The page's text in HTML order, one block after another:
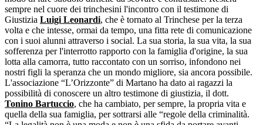
sempre nel cuore dei trinchesini l'incontro con il testimone di
Giustizia Luigi Leonardi, che è tornato al Trinchese per la terza
volta e che intesse, ormai da tempo, una fitta rete di comunicazione
con i suoi alunni attraverso i social. La sua storia, la sua vita, la sua
sofferenza per l'interrotto rapporto con la famiglia d'origine, la sua
lotta alla camorra, tutto raccontato con un sorriso, infondono nei
nostri figli la speranza che un mondo migliore, sia ancora possibile.
L'associazione “L’Orizzonte” di Martano ha dato ai ragazzi la
possibilità di conoscere un altro testimone di giustizia, il dott.
Tonino Bartuccio, che ha cambiato, per sempre, la propria vita e
quella della sua famiglia, per sottrarsi alle “regole della criminalità.